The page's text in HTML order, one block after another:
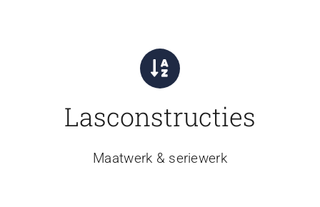
Lasconstructies
Maatwerk & seriewerk